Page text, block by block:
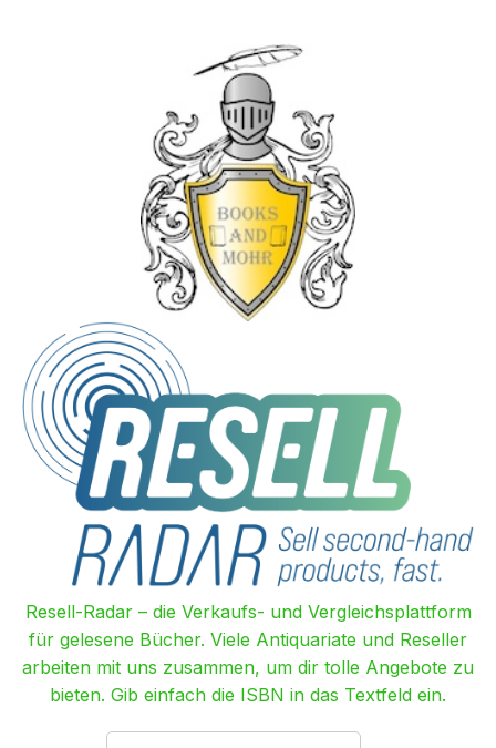
Resell-Radar – die Verkaufs- und Vergleichsplattform
für gelesene Bücher. Viele Antiquariate und Reseller
arbeiten mit uns zusammen, um dir tolle Angebote zu
bieten. Gib einfach die ISBN in das Textfeld ein.